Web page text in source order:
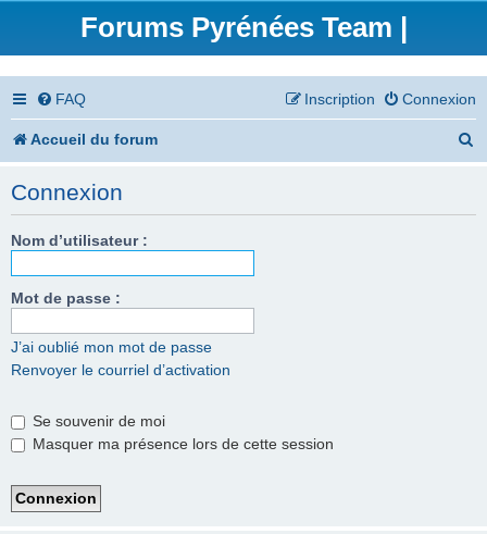
Forums Pyrénées Team |
FAQ Connexion
Inscription
Accueil du forum
Connexion
Nom d’utilisateur :
Mot de passe :
J’ai oublié mon mot de passe
Renvoyer le courriel d’activation
Se souvenir de moi
Masquer ma présence lors de cette session